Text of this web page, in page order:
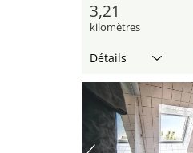
3,21
kilomètres
Détails